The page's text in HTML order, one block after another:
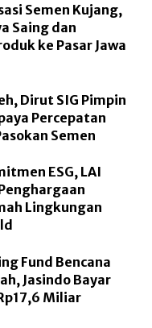
Semen Kujang,
Saing dan
ke Pasar Jawa
Dirut SIG Pimpin
Percepatan
Semen
ESG, LAI
Lingkungan
Fund Bencana
Jasindo Bayar
Miliar